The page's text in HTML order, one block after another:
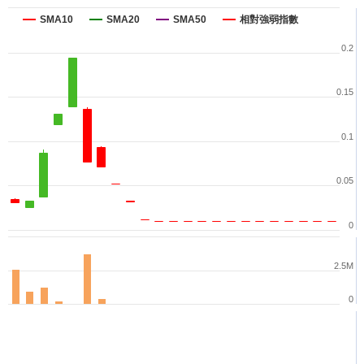
SMA10 SMA20 SMA50 相對強弱指數
0
0.05
0.1
0.15
0.2
0
2.5M